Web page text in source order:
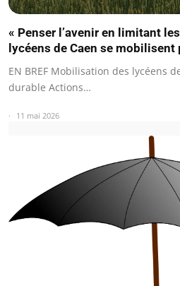
« Penser l’avenir en limitant
lycéens de Caen se
EN BREF Mobilisation des lycéens
durable Actions…
11 mai 2026